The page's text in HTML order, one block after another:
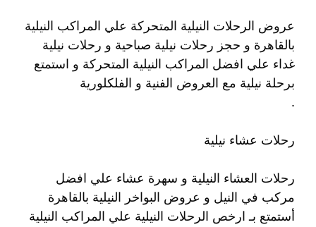
عروض الرحلات النيلية المتحركة علي المراكب النيلية
بالقاهرة و حجز رحلات نيلية صباحية و رحلات نيلية
غداء علي افضل المراكب النيلية المتحركة و استمتع
برحلة نيلية مع العروض الفنية و الفلكلورية
.
رحلات عشاء نيلية
رحلات العشاء النيلية و سهرة عشاء علي افضل
مركب في النيل و عروض البواخر النيلية بالقاهرة
أستمتع بـ ارخص الرحلات النيلية علي المراكب النيلية